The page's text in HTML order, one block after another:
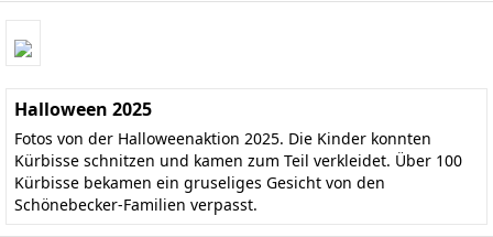
Halloween 2025
Fotos von der Halloweenaktion 2025. Die Kinder konnten
Kürbisse schnitzen und kamen zum Teil verkleidet. Über 100
Kürbisse bekamen ein gruseliges Gesicht von den
Schönebecker-Familien verpasst.